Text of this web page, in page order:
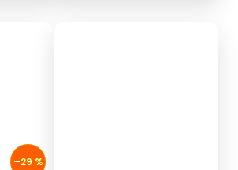
–29 %